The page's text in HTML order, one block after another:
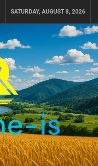
SATURDAY, AUGUST 8, 2026